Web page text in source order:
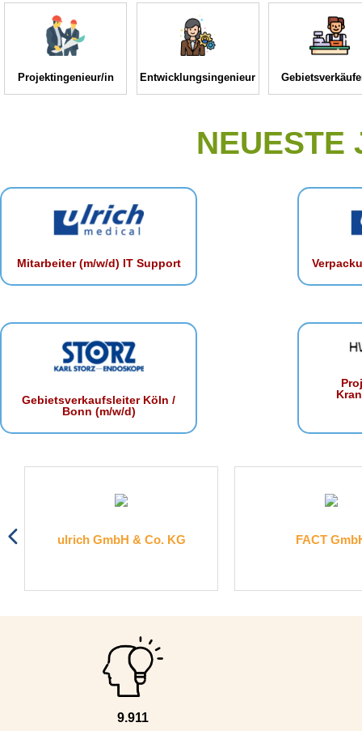
Projektingenieur/in Entwicklungsingenieur
NEUESTE
Mitarbeiter (m/w/d) IT Support
Gebietsverkaufsleiter Köln /
Bonn (m/w/d)
ulrich GmbH & Co. KG FACT
9.911